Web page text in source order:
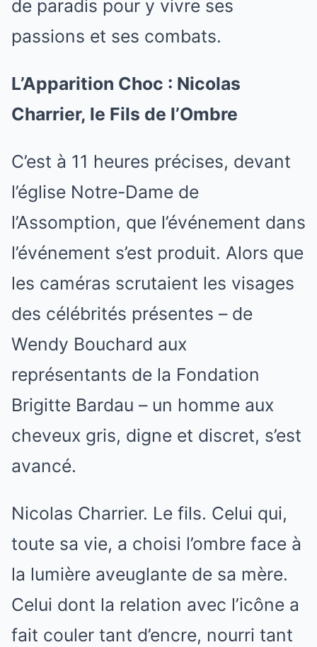
de paradis pour y vivre ses
passions et ses combats.
L’Apparition Choc : Nicolas
Charrier, le Fils de l’Ombre
C’est à 11 heures précises, devant
l’église Notre-Dame de
l’Assomption, que l’événement dans
l’événement s’est produit. Alors que
les caméras scrutaient les visages
des célébrités présentes – de
Wendy Bouchard aux
représentants de la Fondation
Brigitte Bardau – un homme aux
cheveux gris, digne et discret, s’est
avancé.
Nicolas Charrier. Le fils. Celui qui,
toute sa vie, a choisi l’ombre face à
la lumière aveuglante de sa mère.
Celui dont la relation avec l’icône a
fait couler tant d’encre, nourri tant